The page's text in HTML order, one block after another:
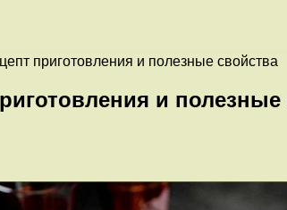
приготовления и полезные свойства
и полезные